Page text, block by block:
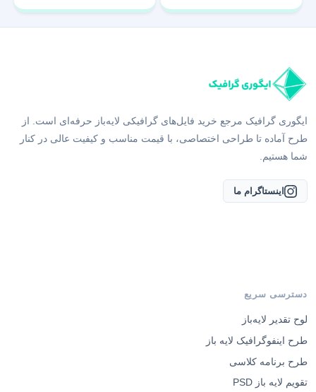
ایگوری گرافیک مرجع خرید فایل‌های گرافیکی لایه‌باز حرفه‌ای است. از
طرح آماده تا طراحی اختصاصی، با قیمت مناسب و کیفیت عالی در کنار
شما هستیم.
اینستاگرام ما
دسترسی سریع
لوح تقدیر لایه‌باز
طرح اینفوگرافیک لایه باز
طرح برنامه کلاسی
تقویم لایه باز PSD